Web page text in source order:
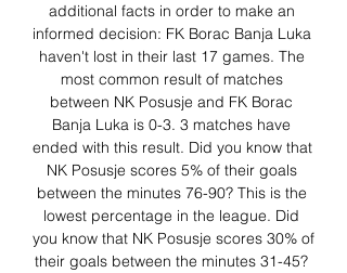
additional facts in order to make an
informed decision: FK Borac Banja Luka
haven't lost in their last 17 games. The
most common result of matches
between NK Posusje and FK Borac
Banja Luka is 0-3. 3 matches have
ended with this result. Did you know that
NK Posusje scores 5% of their goals
between the minutes 76-90? This is the
lowest percentage in the league. Did
you know that NK Posusje scores 30% of
their goals between the minutes 31-45?